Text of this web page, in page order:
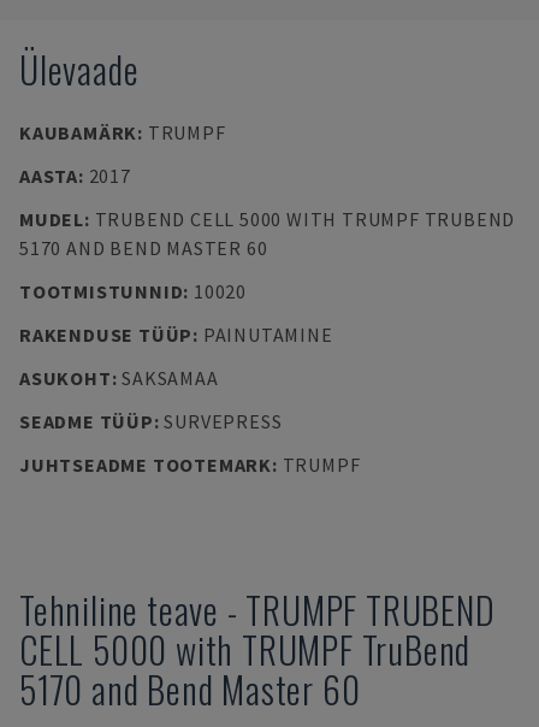
Ülevaade
KAUBAMÄRK: TRUMPF
AASTA: 2017
MUDEL: TRUBEND CELL 5000 WITH TRUMPF TRUBEND
5170 AND BEND MASTER 60
TOOTMISTUNNID: 10020
RAKENDUSE TÜÜP: PAINUTAMINE
ASUKOHT:SAKSAMAA
SEADME TÜÜP:SURVEPRESS
JUHTSEADME TOOTEMARK: TRUMPF
Tehniline teave - TRUMPF TRUBEND
CELL 5000 with TRUMPF TruBend
5170 and Bend Master 60